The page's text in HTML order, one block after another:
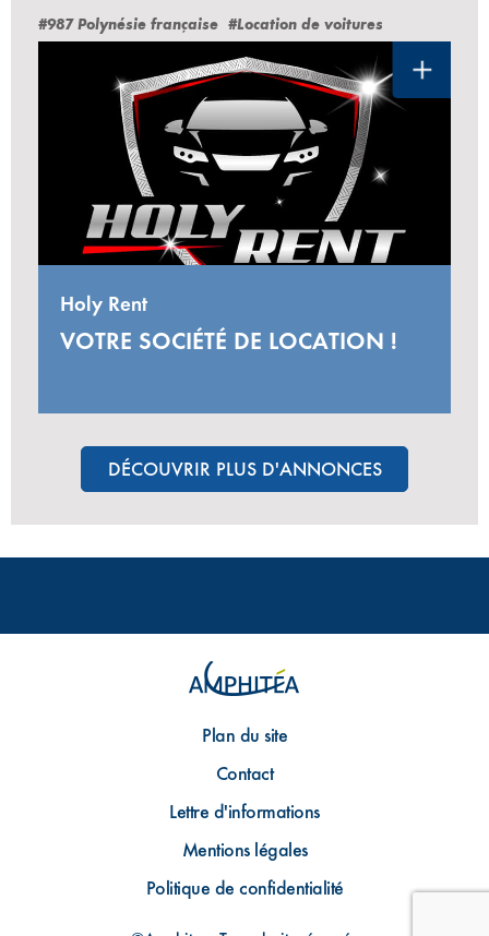
#987 Polynésie française #Location de voitures
Holy Rent
VOTRE SOCIÉTÉ DE LOCATION !
DÉCOUVRIR PLUS D'ANNONCES
Plan du site
Contact
Lettre d'informations
Mentions légales
Politique de confidentialité